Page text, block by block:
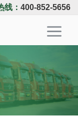
线： 400-852-5656